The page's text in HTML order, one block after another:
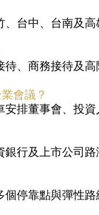
台中、台南及
、商務接待及
會議？
排董事會、投
行及上市公司
個停靠點與彈性